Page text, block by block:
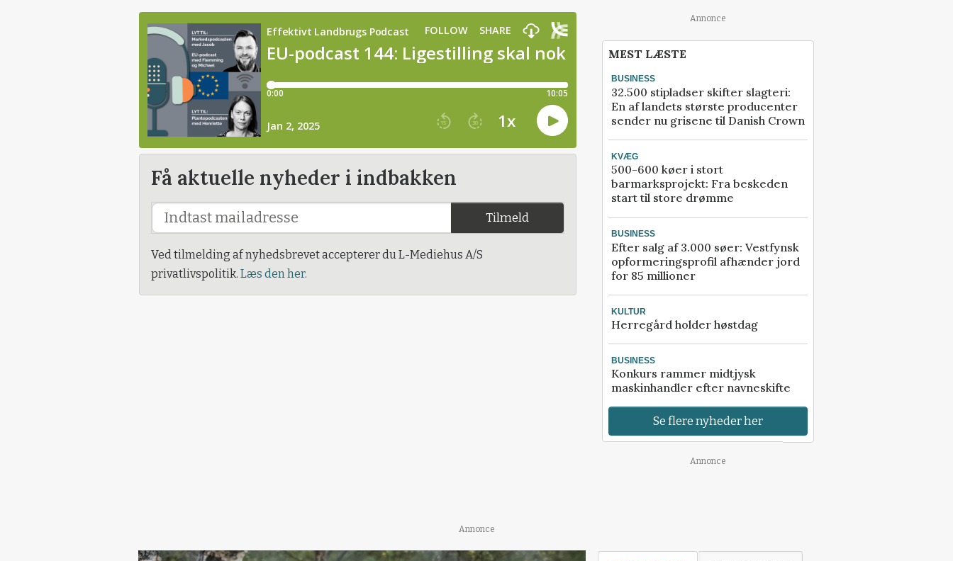
Få aktuelle nyheder i indbakken
Tilmeld
Ved tilmelding af nyhedsbrevet accepterer du L-Mediehus A/S
privatlivspolitik. Læs den her.
Annonce
MEST LÆSTE
BUSINESS
32.500 stipladser skifter slagteri:
En af landets største producenter
sender nu grisene til Danish Crown
KVÆG
500-600 køer i stort
barmarksprojekt: Fra beskeden
start til store drømme
BUSINESS
Efter salg af 3.000 søer: Vestfynsk
opformeringsprofil afhænder jord
for 85 millioner
KULTUR
Herregård holder høstdag
BUSINESS
Konkurs rammer midtjysk
maskinhandler efter navneskifte
Se flere nyheder her
Annonce
Annonce